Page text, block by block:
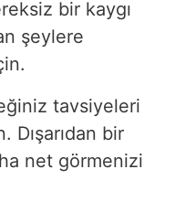
bir kaygı
şeylere
tavsiyeleri
Dışarıdan bir
net görmenizi